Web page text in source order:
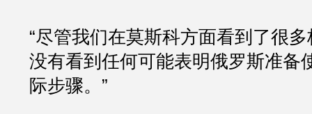
“尽管我们在莫斯科方面看到了很
没有看到任何可能表明俄罗斯准备
际步骤。”